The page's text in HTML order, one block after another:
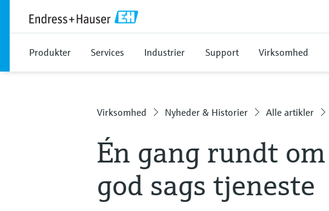
Produkter Services Industrier Support Virksomhed
Virksomhed Nyheder & Historier Alle artikler
Én gang rundt
god sags tjeneste